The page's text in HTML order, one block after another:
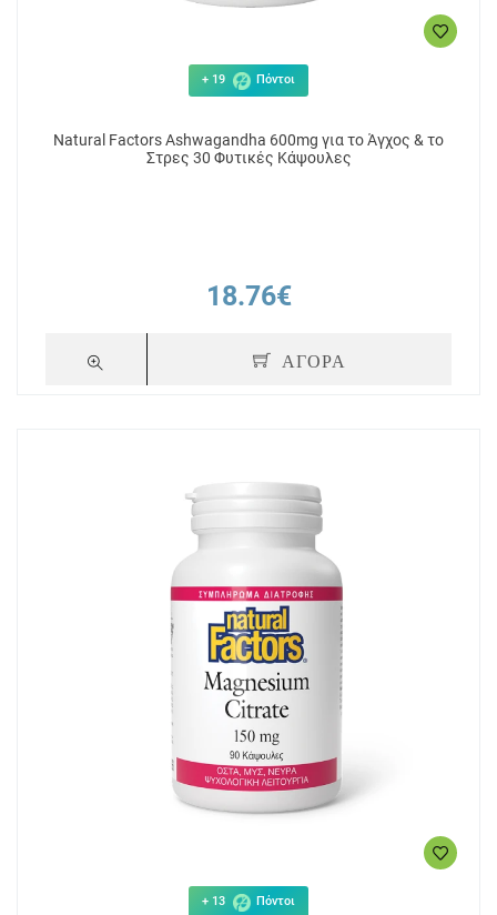
+ 19 Πόντοι
Natural Factors Ashwagandha 600mg για το Άγχος & το
Στρες 30 Φυτικές Κάψουλες
18.76€
ΑΓΟΡΑ
+ 13 Πόντοι